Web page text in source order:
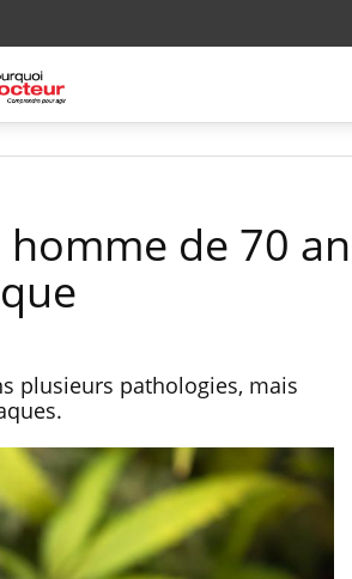
de 70
plusieurs pathologies, mais